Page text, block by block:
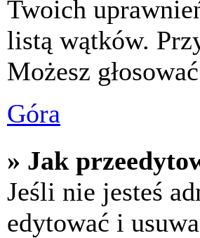
Twoich
listą wątków.
Możesz
Góra
» Jak
Jeśli nie jesteś
edytować i